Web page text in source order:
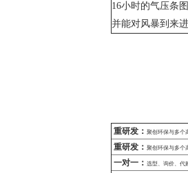
16小时的气压条
并能对风暴到来
重研发： 聚创环保与多个
重研发： 聚创环保与多个
一对一： 选型、询价、代